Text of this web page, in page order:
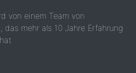
von einem Team von
mehr als 10 Jahre Erfahrung